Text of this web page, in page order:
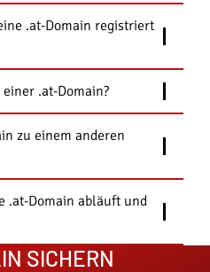
wir einige
einer starken Domain
.at-Domain registriert
.at-Domain?
zu einem anderen
.at-Domain abläuft und
SICHERN